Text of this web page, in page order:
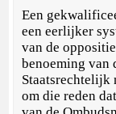
Een
een eerlijker
van de
benoeming van
Staatsrechtelijk
om die reden